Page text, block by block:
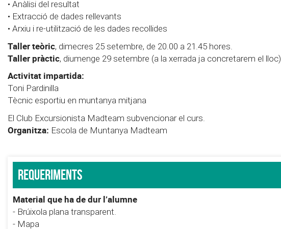
• Anàlisi del resultat
• Extracció de dades rellevants
• Arxiu i re-utilització de les dades recollides
Taller teòric, dimecres 25 setembre, de 20.00 a 21.45 hores.
Taller pràctic, diumenge 29 setembre (a la xerrada ja concretarem el lloc)
Activitat impartida:
Toni Pardinilla
Tècnic esportiu en muntanya mitjana
El Club Excursionista Madteam subvencionar el curs.
Organitza: Escola de Muntanya Madteam
Requeriments
Material que ha de dur l’alumne
- Brúixola plana transparent.
- Mapa